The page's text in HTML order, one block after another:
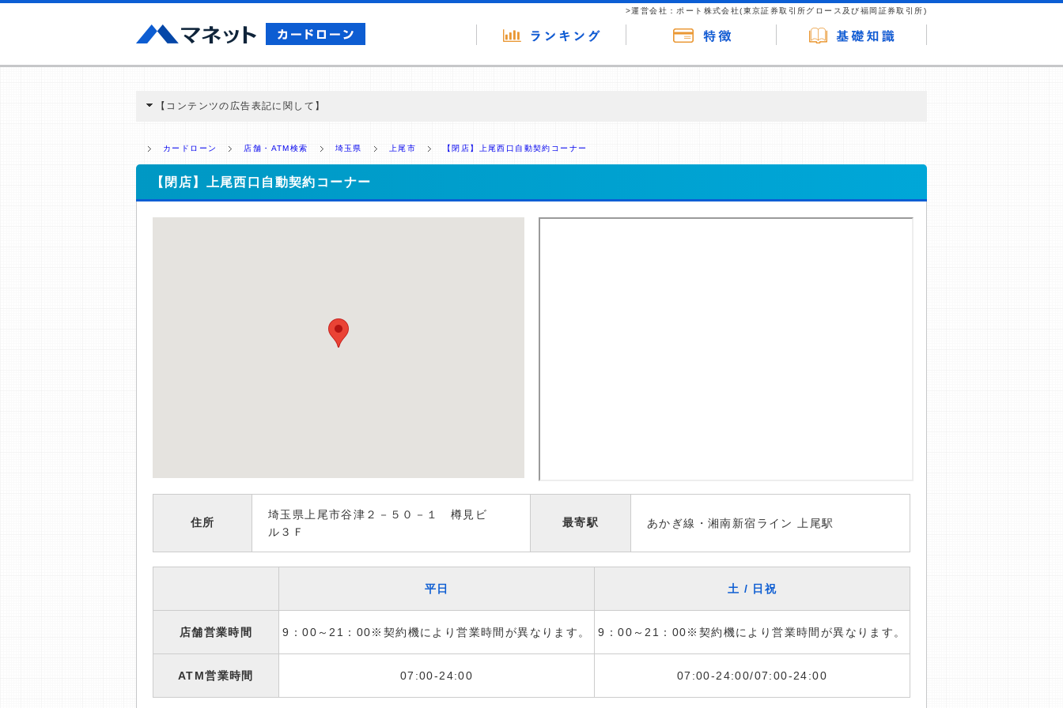
>運営会社：ポート株式会社(東京証券取引所グロース及び福岡証券取引所)
【コンテンツの広告表記に関して】
ミ収集などに基づき、公平性を担保した情報提供を行っています。
>提携企業一覧
カードローン 店舗・ATM検索 埼玉県 上尾市 【閉店】上尾西口自動契約コーナー
【閉店】上尾西口自動契約コーナー
住所
埼玉県上尾市谷津２－５０－１ 樽見ビ
ル３Ｆ
最寄駅 あかぎ線・湘南新宿ライン 上尾駅
平日 土 / 日祝
店舗営業時間 9：00～21：00※契約機により営業時間が異なります。 9：00～21：00※契約機により営業時間が異なります。
ATM営業時間 07:00-24:00 07:00-24:00/07:00-24:00